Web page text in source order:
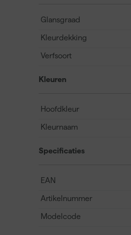
Glansgraad
Kleurdekking
Verfsoort
Kleuren
Hoofdkleur
Kleurnaam
Specificaties
EAN
Artikelnummer
Modelcode